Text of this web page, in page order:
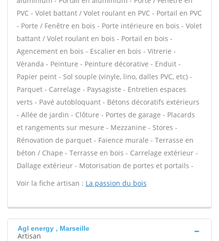
PVC - Volet battant / Volet roulant en PVC - Portail en PVC
- Porte / Fenêtre en bois - Porte intérieure en bois - Volet
battant / Volet roulant en bois - Portail en bois -
Agencement en bois - Escalier en bois - Vitrerie -
Véranda - Peinture - Peinture décorative - Enduit -
Papier peint - Sol souple (vinyle, lino, dalles PVC, etc) -
Parquet - Carrelage - Paysagiste - Entretien espaces
verts - Pavé autobloquant - Bétons décoratifs extérieurs
- Allée de jardin - Clôture - Portes de garage - Placards
et rangements sur mesure - Mezzanine - Stores -
Rénovation de parquet - Faïence murale - Terrasse en
béton / Chape - Terrasse en bois - Carrelage extérieur -
Dallage extérieur - Motorisation de portes et portails -
Voir la fiche artisan : La passion du bois
Agl energy , Marseille
Artisan